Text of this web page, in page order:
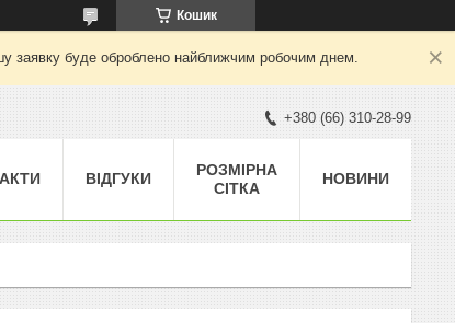
Кошик
заявку буде оброблено найближчим робочим днем.
+380 (66) 310-28-99
ВІДГУКИ
РОЗМІРНА
СІТКА
НОВИНИ